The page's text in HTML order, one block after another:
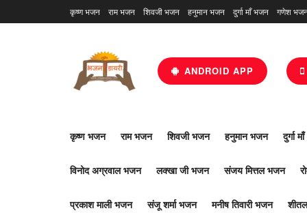
कृष्ण भजन राम भजन शिवजी भजन हनुमान भजन दुर्गा माँ भजन गणेश
ANDROID APP
कृष्ण भजन राम भजन शिवजी भजन हनुमान भजन दुर्गा
विनोद अग्रवाल भजन लक्खा जी भजन संजय मित्तल भजन
प्रकाश माली भजन संजू शर्मा भजन मनीष तिवारी भजन